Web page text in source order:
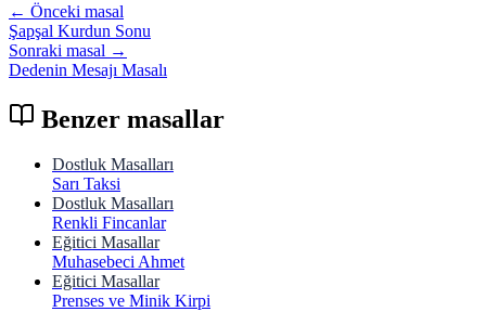
← Önceki masal
Şapşal Kurdun Sonu
Sonraki masal →
Dedenin Mesajı Masalı
Benzer masallar
Dostluk Masalları
Sarı Taksi
Dostluk Masalları
Renkli Fincanlar
Eğitici Masallar
Muhasebeci Ahmet
Eğitici Masallar
Prenses ve Minik Kirpi